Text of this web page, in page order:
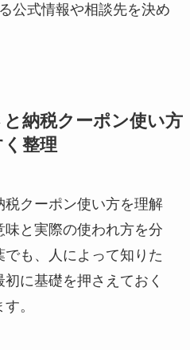
公式情報や相談先を決め
納税クーポン使い方
整理
クーポン使い方を理解
と実際の使われ方を分
も、人によって知りた
に基礎を押さえておく
。